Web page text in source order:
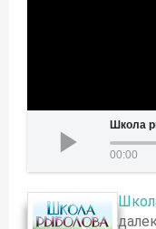
Школа
00:00